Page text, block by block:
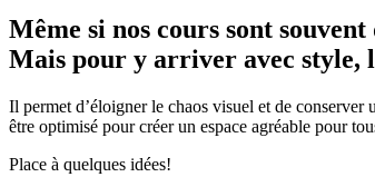
Même si nos cours sont
Mais pour y arriver avec style,
Il permet d’éloigner le chaos visuel et de conserver
être optimisé pour créer un espace agréable pour
Place à quelques idées!